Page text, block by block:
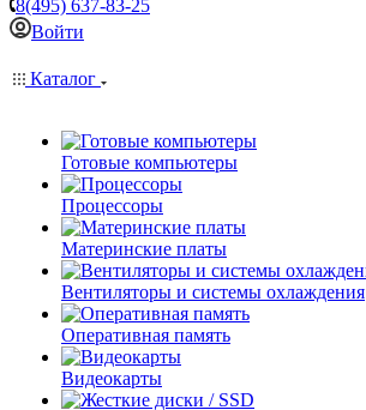
8(495) 637-83-25
Войти
Каталог
Готовые компьютеры
Процессоры
Материнские платы
Вентиляторы и системы охлаждения
Оперативная память
Видеокарты